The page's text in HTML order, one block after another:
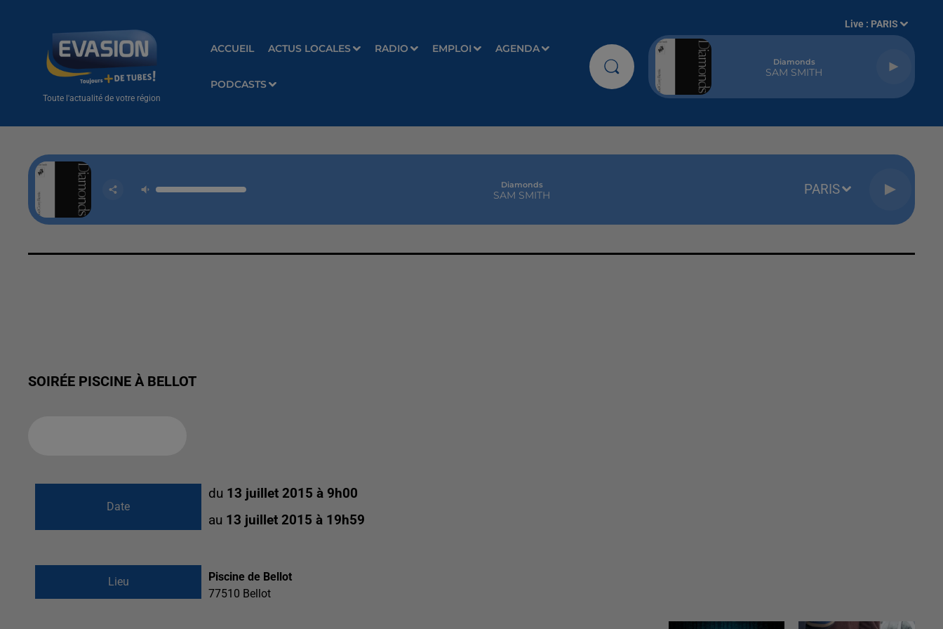
Toute l'actualité de votre région
ACCUEIL ACTUS LOCALES RADIO EMPLOI AGENDA
PODCASTS
Live : PARIS
Diamonds
SAM SMITH
Diamonds
SAM SMITH PARIS
SOIRÉE PISCINE À BELLOT
Date
du 13 juillet 2015 à 9h00
au 13 juillet 2015 à 19h59
Lieu
Piscine de Bellot
77510 Bellot